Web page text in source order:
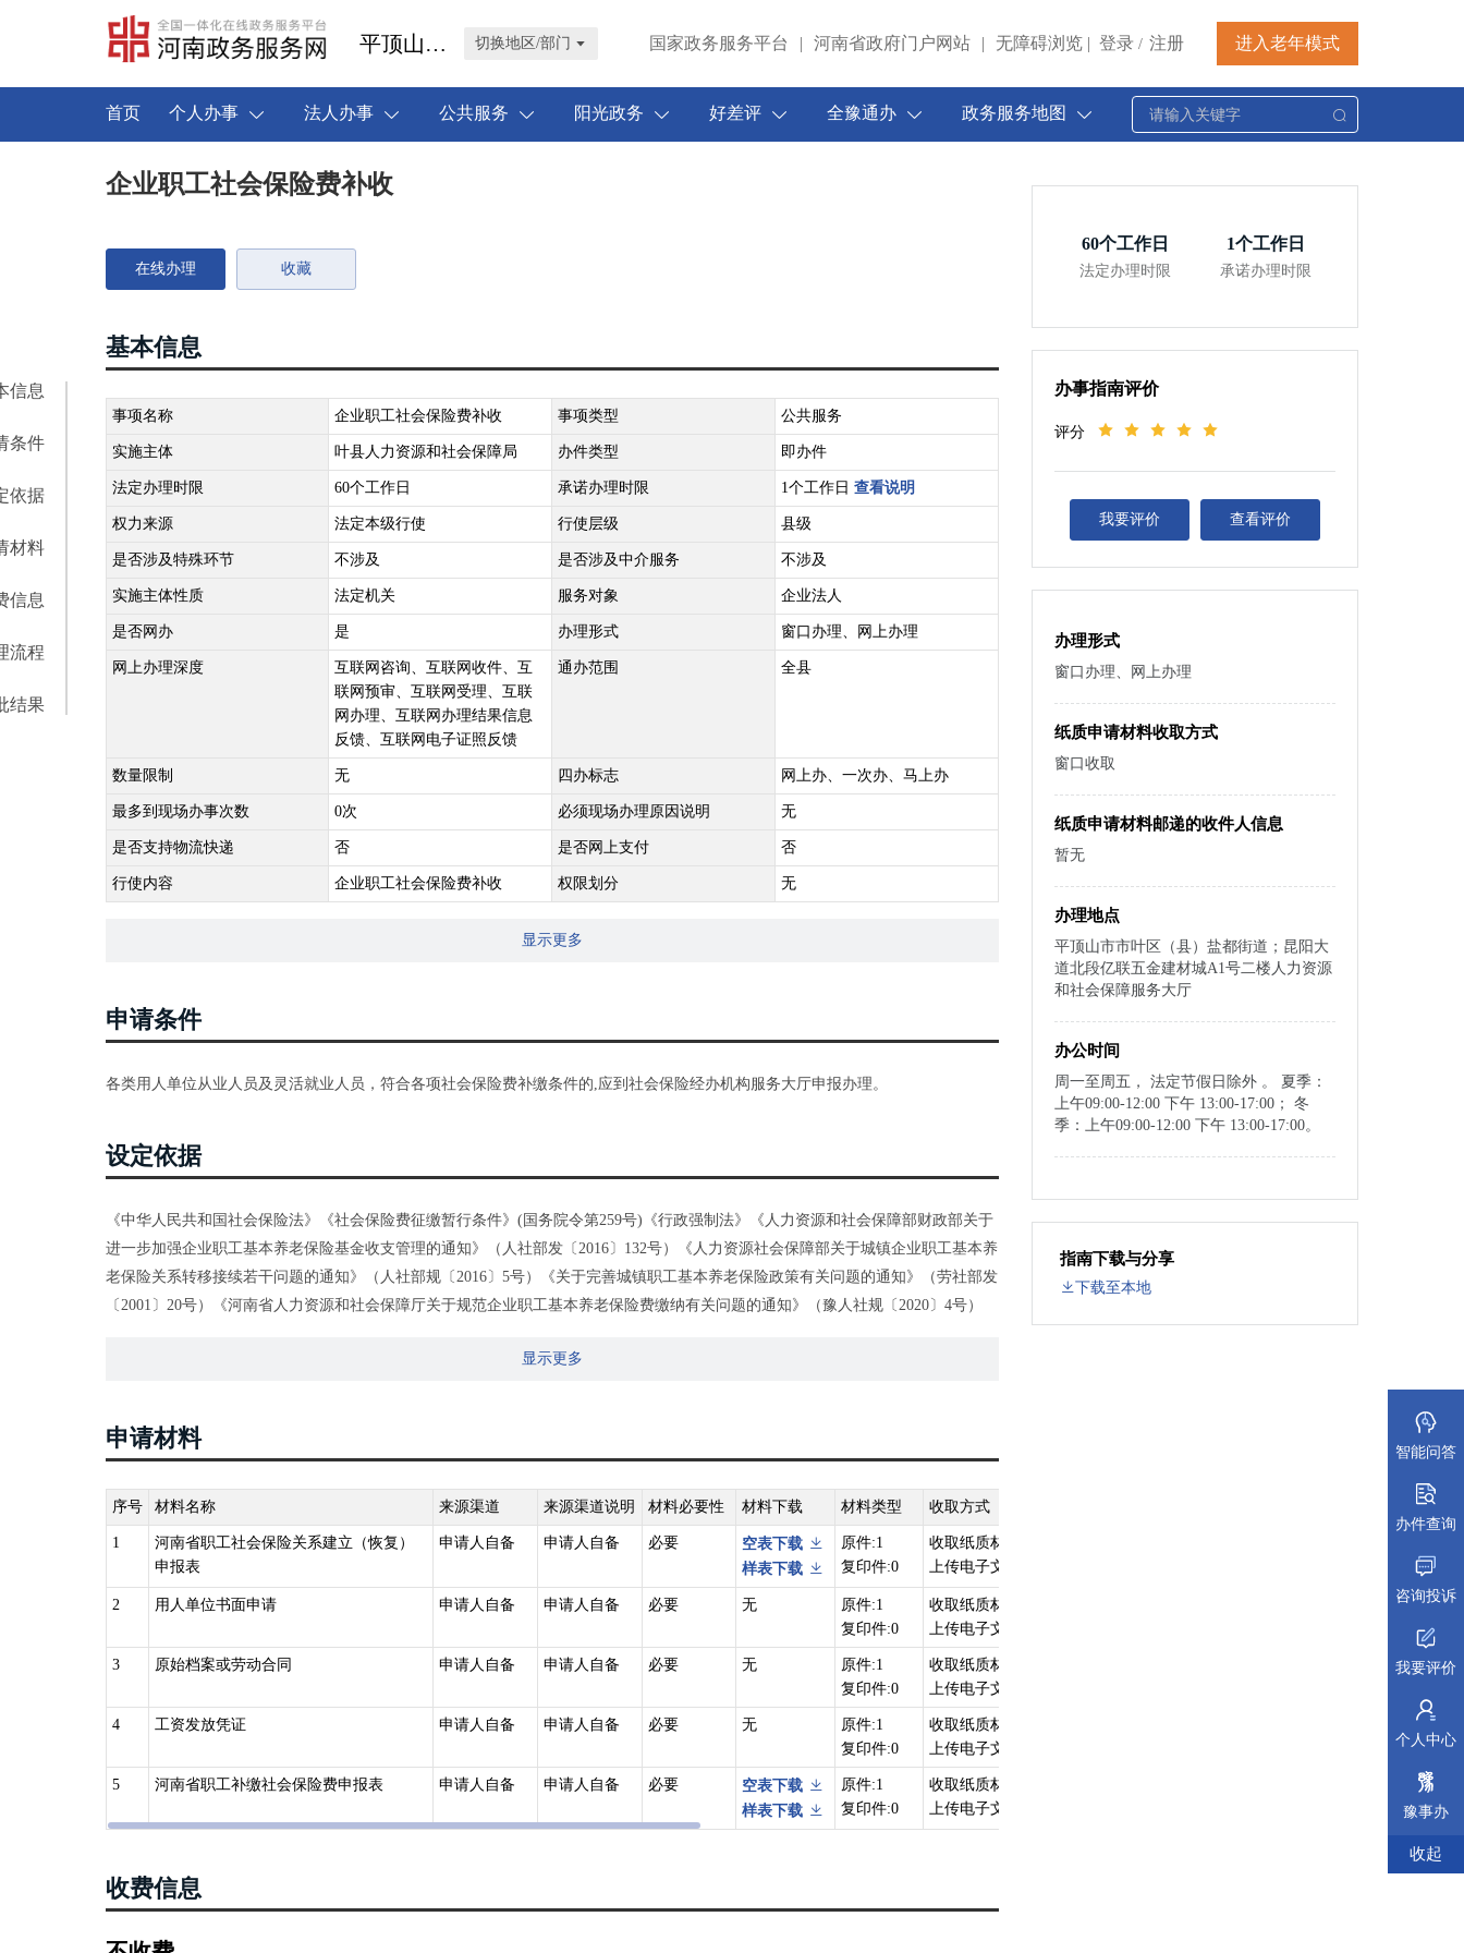
平顶山市叶县 切换地区/部门 国家政务服务平台 | 河南省政府门户网站 | 无障碍浏览 | 登录 / 注册 进入老年模式
首页 个人办事 法人办事 公共服务 阳光政务 好差评 全豫通办 政务服务地图
信息
条件
依据
材料
信息
流程
结果
企业职工社会保险费补收
在线办理 收藏
基本信息
事项名称 企业职工社会保险费补收 事项类型 公共服务
实施主体 叶县人力资源和社会保障局 办件类型 即办件
法定办理时限 60个工作日 承诺办理时限 1个工作日 查看说明
权力来源 法定本级行使 行使层级 县级
是否涉及特殊环节 不涉及 是否涉及中介服务 不涉及
实施主体性质 法定机关 服务对象 企业法人
是否网办 是 办理形式 窗口办理、网上办理
网上办理深度
互联网咨询、互联网收件、互
联网预审、互联网受理、互联
网办理、互联网办理结果信息
反馈、互联网电子证照反馈
通办范围 全县
数量限制 无 四办标志 网上办、一次办、马上办
最多到现场办事次数 0次 必须现场办理原因说明 无
是否支持物流快递 否 是否网上支付 否
行使内容 企业职工社会保险费补收 权限划分 无
显示更多
申请条件
各类用人单位从业人员及灵活就业人员，符合各项社会保险费补缴条件的,应到社会保险经办机构服务大厅申报办理。
设定依据
《中华人民共和国社会保险法》《社会保险费征缴暂行条件》(国务院令第259号)《行政强制法》《人力资源和社会保障部财政部关于
进一步加强企业职工基本养老保险基金收支管理的通知》（人社部发〔2016〕132号）《人力资源社会保障部关于城镇企业职工基本养
老保险关系转移接续若干问题的通知》（人社部规〔2016〕5号）《关于完善城镇职工基本养老保险政策有关问题的通知》（劳社部发
〔2001〕20号）《河南省人力资源和社会保障厅关于规范企业职工基本养老保险费缴纳有关问题的通知》（豫人社规〔2020〕4号）
意见》（豫人社办〔2019〕60号）《河南省社会保险中心关于贯彻落实豫人社规〔2020〕4号）若干问题的通知》（豫社保〔2020〕30
显示更多
申请材料
序号 材料名称 来源渠道 来源渠道说明 材料必要性 材料下载 材料类型 收取方式
1
河南省职工社会保险关系建立（恢复）
申报表
申请人自备 申请人自备 必要
空表下载
样表下载
原件:1
复印件:0
收取纸质材料、
上传电子文件
2 用人单位书面申请 申请人自备 申请人自备 必要 无
原件:1
复印件:0
收取纸质材料、
上传电子文件
查看依据
3 原始档案或劳动合同 申请人自备 申请人自备 必要 无
原件:1
复印件:0
收取纸质材料、
上传电子文件
查看依据
4 工资发放凭证 申请人自备 申请人自备 必要 无
原件:1
复印件:0
收取纸质材料、
上传电子文件
5 河南省职工补缴社会保险费申报表 申请人自备 申请人自备 必要
空表下载
样表下载
原件:1
复印件:0
收取纸质材料、
上传电子文件
收费信息
60个工作日
法定办理时限
1个工作日
承诺办理时限
办事指南评价
评分
我要评价 查看评价
办理形式
窗口办理、网上办理
纸质申请材料收取方式
窗口收取
纸质申请材料邮递的收件人信息
暂无
办理地点
平顶山市市叶区（县）盐都街道；昆阳大
道北段亿联五金建材城A1号二楼人力资源
和社会保障服务大厅
办公时间
周一至周五， 法定节假日除外 。 夏季：
上午09:00-12:00 下午 13:00-17:00； 冬
季：上午09:00-12:00 下午 13:00-17:00。
指南下载与分享
下载至本地
智能问答
办件查询
咨询投诉
我要评价
个人中心
豫事办
收起